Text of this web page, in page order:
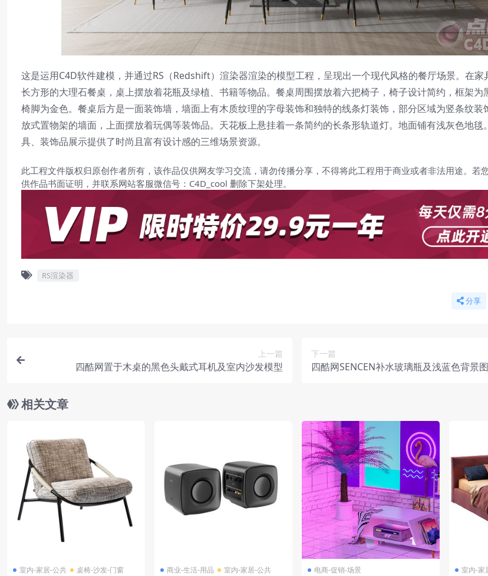
这是运用C4D软件建模，并通过RS（Redshift）渲染器渲染的模型工程，呈现出一个现代风格的餐厅场景。在家
长方形的大理石餐桌，桌上摆放着花瓶及绿植、书籍等物品。餐桌周围摆放着六把椅子，椅子设计简约，框架为
椅脚为金色。餐桌后方是一面装饰墙，墙面上有木质纹理的字母装饰和独特的线条灯装饰，部分区域为竖条纹装
放式置物架的墙面，上面摆放着玩偶等装饰品。天花板上悬挂着一条简约的长条形轨道灯。地面铺有浅灰色地毯
具、装饰品展示提供了时尚且富有设计感的三维场景资源。
此工程文件版权归原创作者所有，该作品仅供网友学习交流，请勿传播分享，不得将此工程用于商业或者非法用途。若
供作品书面证明，并联系网站客服微信号：C4D_cool 删除下架处理。
RS渲染器
分享
上一篇
四酷网置于木桌的黑色头戴式耳机及室内沙发模型
下一篇
四酷网SENCEN补水玻璃瓶及浅蓝色背景
相关文章
室内-家居-公共 桌椅-沙发-门窗 商业-生活-用品 室内-家居-公共 电商-促销-场景 室内-家